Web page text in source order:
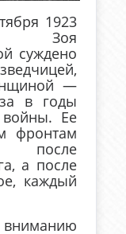
1923
Зоя
суждено
—
в годы
войны. Ее
фронтам
после
а после
каждый